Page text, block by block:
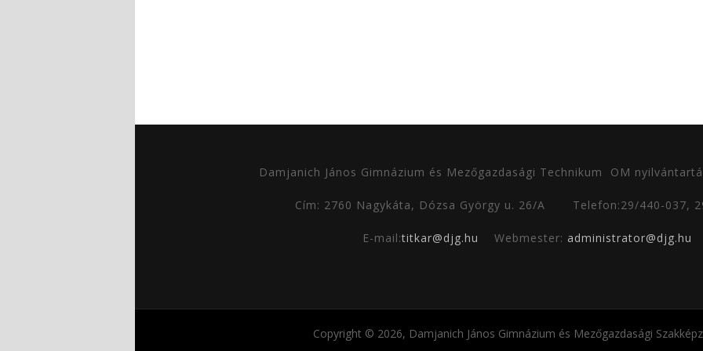
Damjanich János Gimnázium és Mezőgazdasági Technikum OM
Cím: 2760 Nagykáta, Dózsa György u. 26/A Telefon:29/440-037,
E-mail:titkar@djg.hu Webmester: administrator@djg.hu
Copyright © 2026, Damjanich János Gimnázium és Mezőgazdasági